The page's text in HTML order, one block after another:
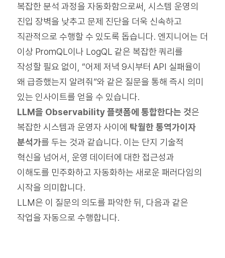
복잡한 분석 과정을 자동화함으로써, 시스템 운영의
진입 장벽을 낮추고 문제 진단을 더욱 신속하고
직관적으로 수행할 수 있도록 돕습니다. 엔지니어는 더
이상 PromQL이나 LogQL 같은 복잡한 쿼리를
작성할 필요 없이, “어제 저녁 9시부터 API 실패율이
왜 급증했는지 알려줘”와 같은 질문을 통해 즉시 의미
있는 인사이트를 얻을 수 있습니다.
LLM을 Observability 플랫폼에 통합한다는 것은
복잡한 시스템과 운영자 사이에 탁월한 통역가이자
분석가를 두는 것과 같습니다. 이는 단지 기술적
혁신을 넘어서, 운영 데이터에 대한 접근성과
이해도를 민주화하고 자동화하는 새로운 패러다임의
시작을 의미합니다.
LLM은 이 질문의 의도를 파악한 뒤, 다음과 같은
작업을 자동으로 수행합니다.